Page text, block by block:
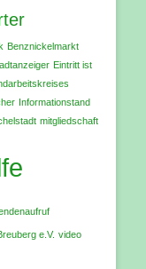
Benznickelmarkt
Eintritt ist
Informationstand
mitgliedschaft
e.V. video